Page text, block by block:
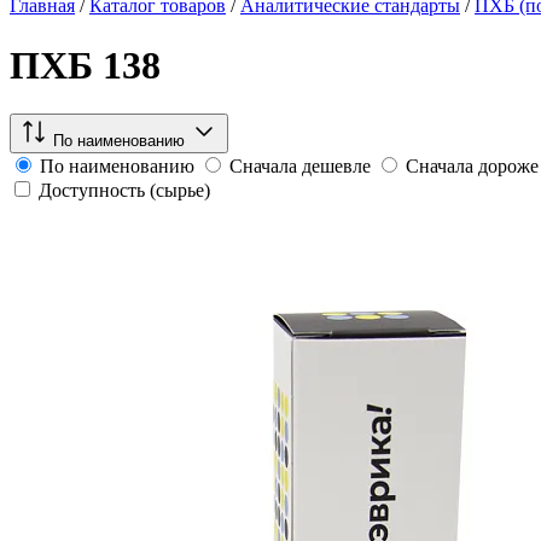
Главная / Каталог товаров / Аналитические стандарты / ПХБ
ПХБ 138
По наименованию
По наименованию Сначала дешевле
Сначала дороже
Доступность (сырье)